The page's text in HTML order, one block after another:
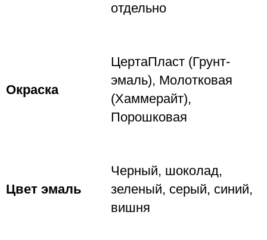
отдельно
Окраска
ЦертаПласт (Грунт-
эмаль), Молотковая
(Хаммерайт),
Порошковая
Цвет эмаль
Черный, шоколад,
зеленый, серый, синий,
вишня